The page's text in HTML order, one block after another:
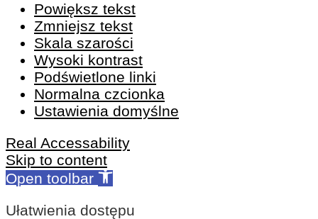
Powiększ tekst
Zmniejsz tekst
Skala szarości
Wysoki kontrast
Podświetlone linki
Normalna czcionka
Ustawienia domyślne
Real Accessability
Skip to content
Open toolbar
Ułatwienia dostępu